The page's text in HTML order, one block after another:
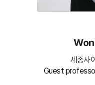
세종사
Guest